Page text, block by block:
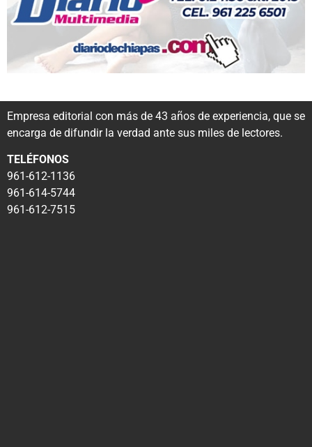
Empresa editorial con más de 43 años de experiencia, que se
encarga de difundir la verdad ante sus miles de lectores.
TELÉFONOS
961-612-1136
961-614-5744
961-612-7515